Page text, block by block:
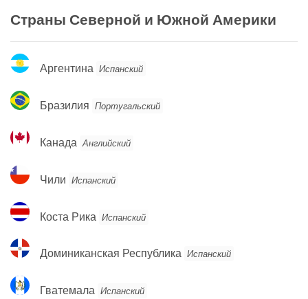
Страны Северной и Южной Америки
Аргентина
Аргентина Испанский
Бразилия
Бразилия Португальский
Канада
Канада Английский
Чили
Чили Испанский
Коста
Рика
Коста Рика Испанский
Доминиканская
Республика
Доминиканская Республика Испанский
Гватемала
Гватемала Испанский